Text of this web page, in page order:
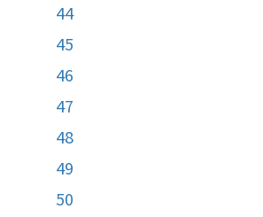
44
45
46
47
48
49
50